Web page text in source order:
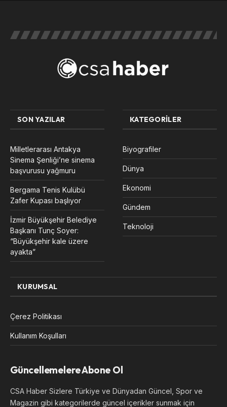
SON YAZILAR
Milletlerarası Antakya
Sinema Şenliği’ne sinema
başvurusu yağmuru
Bergama Tenis Kulübü
Zafer Kupası başlıyor
İzmir Büyükşehir Belediye
Başkanı Tunç Soyer:
“Büyükşehir kale üzere
ayakta”
KATEGORILER
Biyografiler
Dünya
Ekonomi
Gündem
Teknoloji
KURUMSAL
Çerez Politikası
Kullanım Koşulları
Güncellemelere Abone Ol
CSA Haber Sizlere Türkiye ve Dünyadan Güncel, Spor ve
Magazin gibi kategorilerde güncel içerikler sunmak için